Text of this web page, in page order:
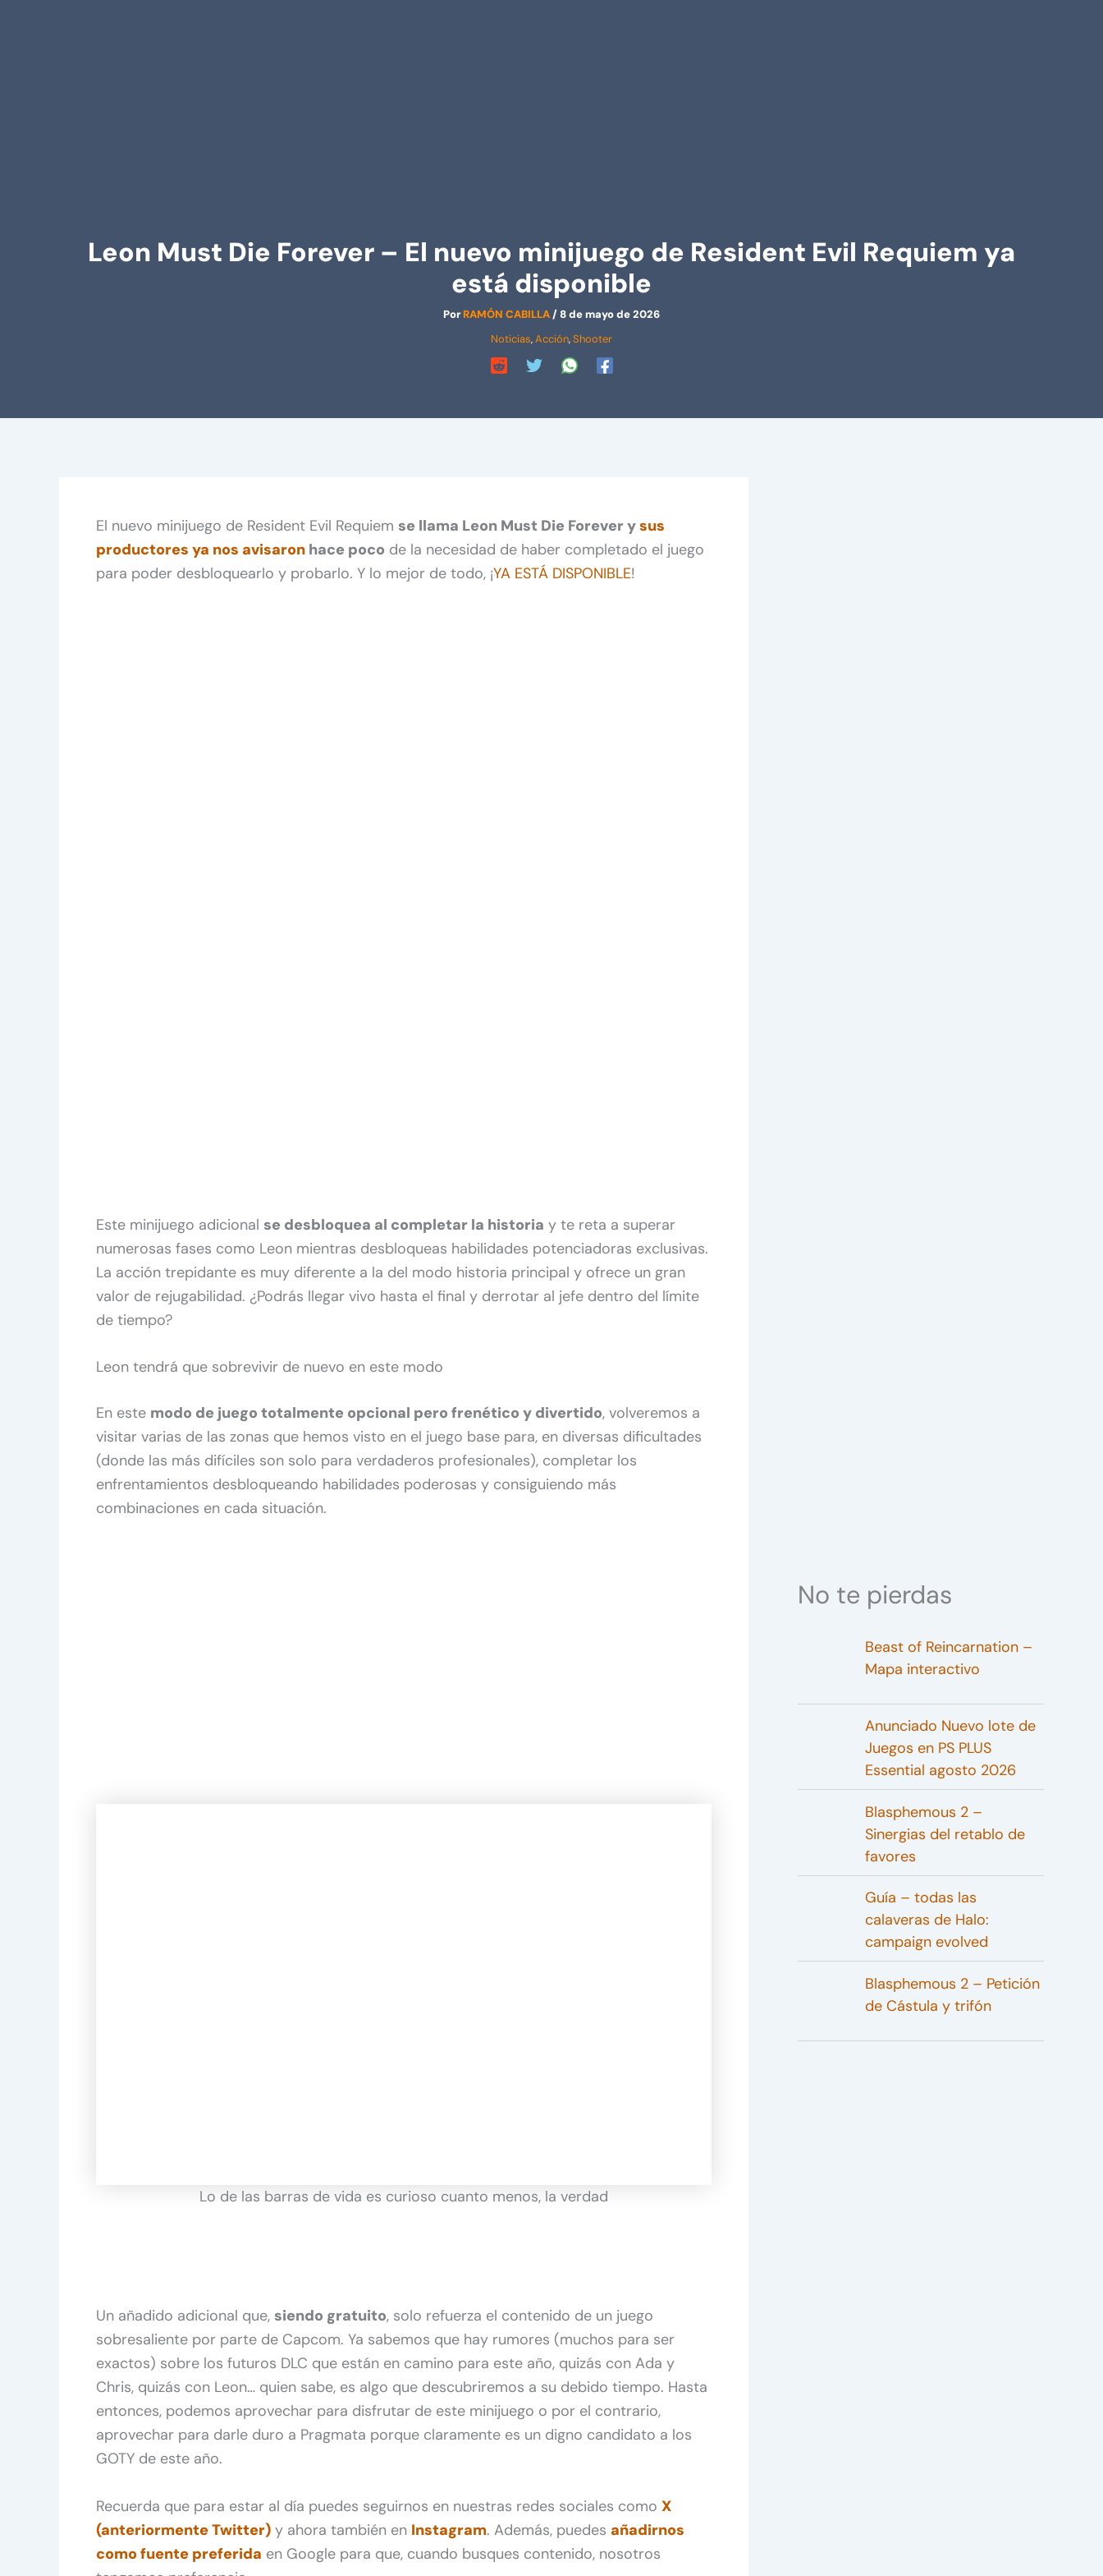
Leon Must Die Forever – El nuevo minijuego de Resident Evil Requiem ya
está disponible
PorRAMÓN CABILLA/8 de mayo de 2026
Noticias,Acción,Shooter
El nuevo minijuego de Resident Evil Requiem se llama Leon Must Die Forever ysus
productores ya nos avisaron hace poco de la necesidad de haber completado el juego
para poder desbloquearlo y probarlo. Y lo mejor de todo, ¡YA ESTÁ DISPONIBLE!
Este minijuego adicional se desbloquea al completar la historia y te reta a superar
numerosas fases como Leon mientras desbloqueas habilidades potenciadoras exclusivas.
La acción trepidante es muy diferente a la del modo historia principal y ofrece un gran
valor de rejugabilidad. ¿Podrás llegar vivo hasta el final y derrotar al jefe dentro del límite
de tiempo?
Leon tendrá que sobrevivir de nuevo en este modo
En este modo de juego totalmente opcional pero frenético y divertido, volveremos a
visitar varias de las zonas que hemos visto en el juego base para, en diversas dificultades
(donde las más difíciles son solo para verdaderos profesionales), completar los
enfrentamientos desbloqueando habilidades poderosas y consiguiendo más
combinaciones en cada situación.
Lo de las barras de vida es curioso cuanto menos, la verdad
Un añadido adicional que, siendo gratuito, solo refuerza el contenido de un juego
sobresaliente por parte de Capcom. Ya sabemos que hay rumores (muchos para ser
exactos) sobre los futuros DLC que están en camino para este año, quizás con Ada y
Chris, quizás con Leon… quien sabe, es algo que descubriremos a su debido tiempo. Hasta
entonces, podemos aprovechar para disfrutar de este minijuego o por el contrario,
aprovechar para darle duro a Pragmata porque claramente es un digno candidato a los
GOTY de este año.
Recuerda que para estar al día puedes seguirnos en nuestras redes sociales como X
(anteriormente Twitter) y ahora también en Instagram. Además, puedes añadirnos
como fuente preferida en Google para que, cuando busques contenido, nosotros
No te pierdas
Beast of Reincarnation –
Mapa interactivo
Anunciado Nuevo lote de
Juegos en PS PLUS
Essential agosto 2026
Blasphemous 2 –
Sinergias del retablo de
favores
Guía – todas las
calaveras de Halo:
campaign evolved
Blasphemous 2 – Petición
de Cástula y trifón